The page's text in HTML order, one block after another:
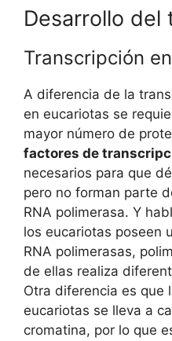
Desarrollo del
Transcripción
A diferencia de la
en eucariotas se
mayor número de
factores de
necesarios para que
pero no forman parte
RNA polimerasa. Y
los eucariotas poseen
RNA polimerasas,
de ellas realiza
Otra diferencia es que
eucariotas se lleva a
cromatina, por lo que